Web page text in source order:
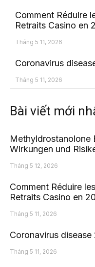
Comment Réduire
Retraits Casino en
Tháng 5 11, 2026
Coronavirus
Tháng 5 11, 2026
Bài viết mới
Methyldrostanolone
Wirkungen und
Tháng 5 12, 2026
Comment Réduire
Retraits Casino en
Tháng 5 11, 2026
Coronavirus disease
Tháng 5 11, 2026